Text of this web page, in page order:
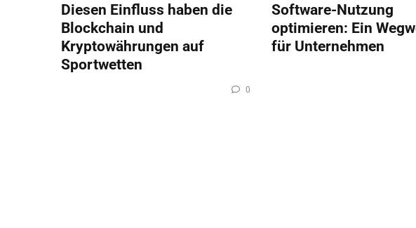
Diesen Einfluss haben die
Blockchain und
Kryptowährungen auf
Sportwetten
0
Software-Nutzung
optimieren: Ein
für Unternehmen